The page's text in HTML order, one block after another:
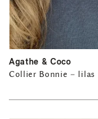
Agathe & Coco
Collier Bonnie – lilas